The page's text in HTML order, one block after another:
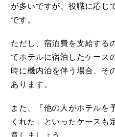
が多いですが、役職に応じ
です。
ただし、宿泊費を支給する
てホテルに宿泊したケース
時に機内泊を伴う場合、そ
あります。
また、「他の人がホテルを
くれた」といったケースも
意しましょう。